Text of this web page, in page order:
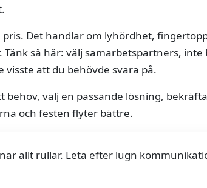
Det handlar om lyhördhet,
så här: välj samarbetspartners, inte
att du behövde svara på.
behov, välj en passande lösning,
och festen flyter bättre.
allt rullar. Leta efter lugn